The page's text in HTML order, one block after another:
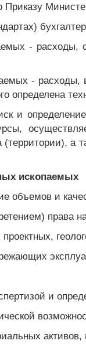
-
-
определена
и
а
ископаемых
объемов и
права
и